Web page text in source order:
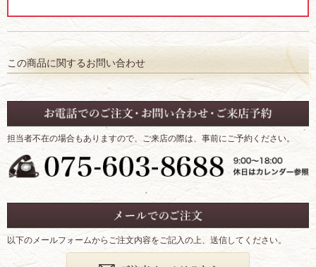
この商品に関するお問い合わせ
担当者不在の場合もありますので、ご来店の際は、事前にご予約ください。
以下のメールフォームからご注文内容をご記入の上、送信してください。